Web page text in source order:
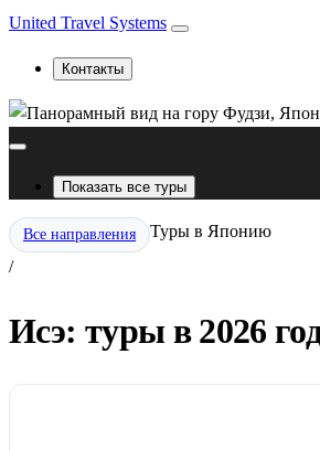
United Travel Systems
Контакты
Показать все туры
Все направления
/
Туры в Японию
Исэ: туры в 2026